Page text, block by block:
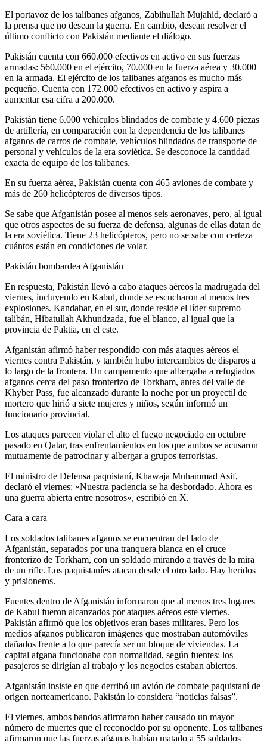
El portavoz de los talibanes afganos, Zabihullah Mujahid, declaró a
la prensa que no desean la guerra. En cambio, desean resolver el
último conflicto con Pakistán mediante el diálogo.
Pakistán cuenta con 660.000 efectivos en activo en sus fuerzas
armadas: 560.000 en el ejército, 70.000 en la fuerza aérea y 30.000
en la armada. El ejército de los talibanes afganos es mucho más
pequeño. Cuenta con 172.000 efectivos en activo y aspira a
aumentar esa cifra a 200.000.
Pakistán tiene 6.000 vehículos blindados de combate y 4.600 piezas
de artillería, en comparación con la dependencia de los talibanes
afganos de carros de combate, vehículos blindados de transporte de
personal y vehículos de la era soviética. Se desconoce la cantidad
exacta de equipo de los talibanes.
En su fuerza aérea, Pakistán cuenta con 465 aviones de combate y
más de 260 helicópteros de diversos tipos.
Se sabe que Afganistán posee al menos seis aeronaves, pero, al igual
que otros aspectos de su fuerza de defensa, algunas de ellas datan de
la era soviética. Tiene 23 helicópteros, pero no se sabe con certeza
cuántos están en condiciones de volar.
Pakistán bombardea Afganistán
En respuesta, Pakistán llevó a cabo ataques aéreos la madrugada del
viernes, incluyendo en Kabul, donde se escucharon al menos tres
explosiones. Kandahar, en el sur, donde reside el líder supremo
talibán, Hibatullah Akhundzada, fue el blanco, al igual que la
provincia de Paktia, en el este.
Afganistán afirmó haber respondido con más ataques aéreos el
viernes contra Pakistán, y también hubo intercambios de disparos a
lo largo de la frontera. Un campamento que albergaba a refugiados
afganos cerca del paso fronterizo de Torkham, antes del valle de
Khyber Pass, fue alcanzado durante la noche por un proyectil de
mortero que hirió a siete mujeres y niños, según informó un
funcionario provincial.
Los ataques parecen violar el alto el fuego negociado en octubre
pasado en Qatar, tras enfrentamientos en los que ambos se acusaron
mutuamente de patrocinar y albergar a grupos terroristas.
El ministro de Defensa paquistaní, Khawaja Muhammad Asif,
declaró el viernes: «Nuestra paciencia se ha desbordado. Ahora es
una guerra abierta entre nosotros», escribió en X.
Cara a cara
Los soldados talibanes afganos se encuentran del lado de
Afganistán, separados por una tranquera blanca en el cruce
fronterizo de Torkham, con un soldado mirando a través de la mira
de un rifle. Los paquistaníes atacan desde el otro lado. Hay heridos
y prisioneros.
Fuentes dentro de Afganistán informaron que al menos tres lugares
de Kabul fueron alcanzados por ataques aéreos este viernes.
Pakistán afirmó que los objetivos eran bases militares. Pero los
medios afganos publicaron imágenes que mostraban automóviles
dañados frente a lo que parecía ser un bloque de viviendas. La
capital afgana funcionaba con normalidad, según fuentes: los
pasajeros se dirigían al trabajo y los negocios estaban abiertos.
Afganistán insiste en que derribó un avión de combate paquistaní de
origen norteamericano. Pakistán lo considera “noticias falsas”.
El viernes, ambos bandos afirmaron haber causado un mayor
número de muertes que el reconocido por su oponente. Los talibanes
afirmaron que las fuerzas afganas habían matado a 55 soldados